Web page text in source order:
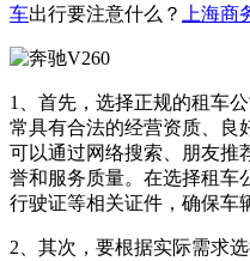
车出行要注意什么？ 上海商
1、首先，选择正规的租车
常具有合法的经营资质、良
可以通过网络搜索、朋友推
誉和服务质量。在选择租车
行驶证等相关证件，确保车
2、其次，要根据实际需求